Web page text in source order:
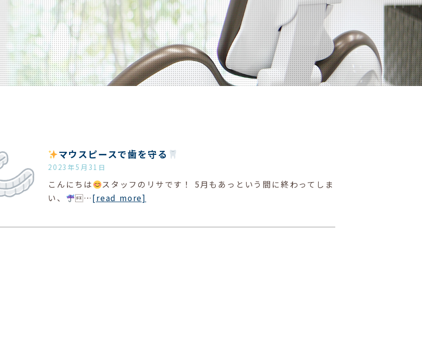
マウスピースで歯を守る
2023年5月31日
こんにちは
スタッフのリサです！ 5月もあっという間に終わってしま
い、
…[read more]